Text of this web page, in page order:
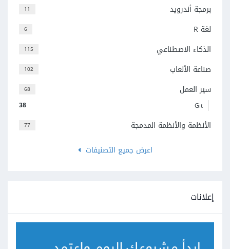
11 برمجة أندرويد
6 لغة R
115 الذكاء الاصطناعي
102 صناعة الألعاب
68 سير العمل
38 Git
77
الأنظمة والأنظمة المدمجة
اعرض جميع التصنيفات
إعلانات